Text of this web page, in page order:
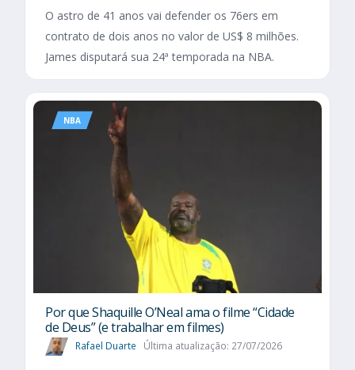
O astro de 41 anos vai defender os 76ers em
contrato de dois anos no valor de US$ 8 milhões.
James disputará sua 24ª temporada na NBA.
NBA
Por que Shaquille O’Neal ama o filme “Cidade
de Deus” (e trabalhar em filmes)
Rafael Duarte Última atualização: 27/07/2026